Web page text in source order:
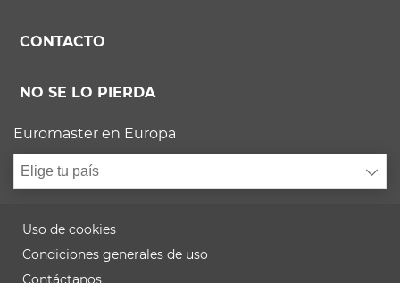
CONTACTO
NO SE LO PIERDA
Euromaster en Europa
Elige tu país
Uso de cookies
Condiciones generales de uso
Contáctanos